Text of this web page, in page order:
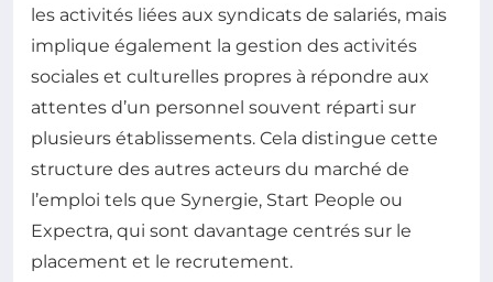
les activités liées aux syndicats de salariés, mais
implique également la gestion des activités
sociales et culturelles propres à répondre aux
attentes d’un personnel souvent réparti sur
plusieurs établissements. Cela distingue cette
structure des autres acteurs du marché de
l’emploi tels que Synergie, Start People ou
Expectra, qui sont davantage centrés sur le
placement et le recrutement.